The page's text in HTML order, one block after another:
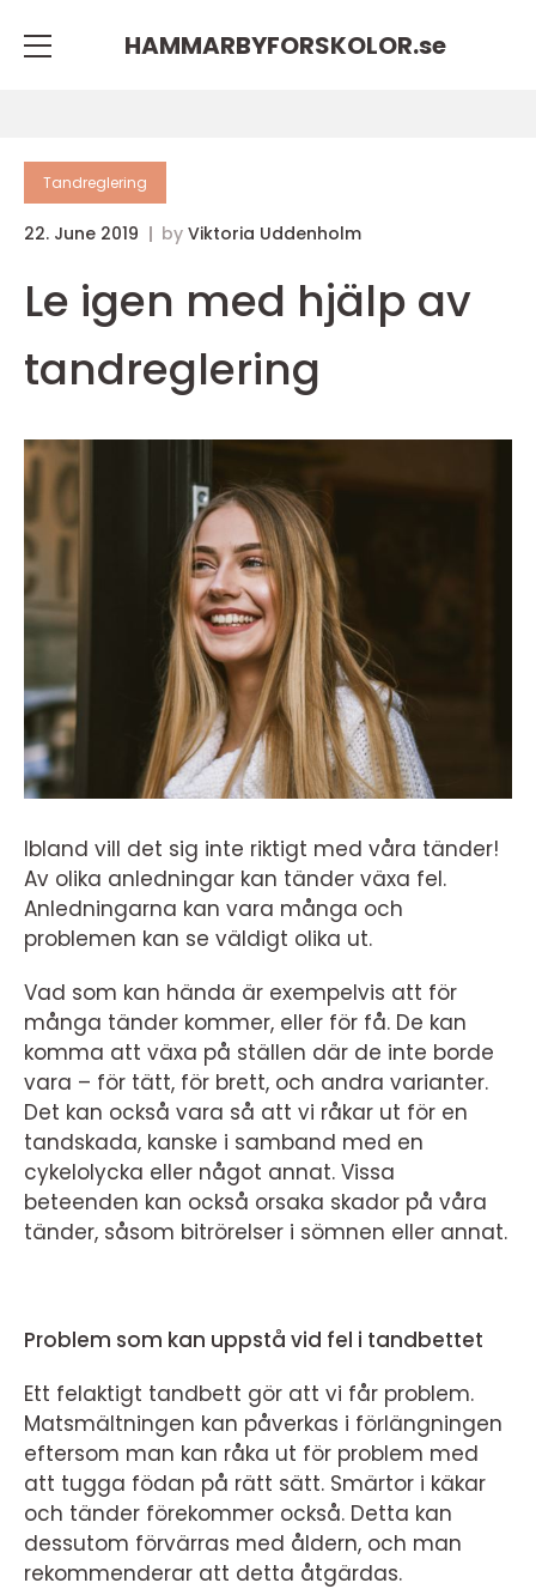
HAMMARBYFORSKOLOR.se
Tandreglering
22. June 2019 by Viktoria Uddenholm
Le igen med hjälp av
tandreglering
Ibland vill det sig inte riktigt med våra tänder!
Av olika anledningar kan tänder växa fel.
Anledningarna kan vara många och
problemen kan se väldigt olika ut.
Vad som kan hända är exempelvis att för
många tänder kommer, eller för få. De kan
komma att växa på ställen där de inte borde
vara – för tätt, för brett, och andra varianter.
Det kan också vara så att vi råkar ut för en
tandskada, kanske i samband med en
cykelolycka eller något annat. Vissa
beteenden kan också orsaka skador på våra
tänder, såsom bitrörelser i sömnen eller annat.
Problem som kan uppstå vid fel i tandbettet
Ett felaktigt tandbett gör att vi får problem.
Matsmältningen kan påverkas i förlängningen
eftersom man kan råka ut för problem med
att tugga födan på rätt sätt. Smärtor i käkar
och tänder förekommer också. Detta kan
dessutom förvärras med åldern, och man
rekommenderar att detta åtgärdas.